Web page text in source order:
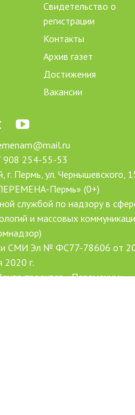
Свидетельство о
регистрации
Контакты
Архив газет
Достижения
Вакансии
908 254-55-53
Пермь, ул. Чернышевского,
Пермь» (0+)
службой по надзору в
и массовых
СМИ Эл № ФС77-78606 от
2020 г.
проектов «Переменим»